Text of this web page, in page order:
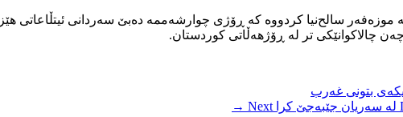
موزەفەر سالح‌نیا کردووە کە ڕۆژی چوارشەممە دەبێ سەردانی ئیتڵاعاتی
چالاکوانێکی تر لە ڕۆژهەڵاتی کوردستان.
بتونی غەرب
Next →